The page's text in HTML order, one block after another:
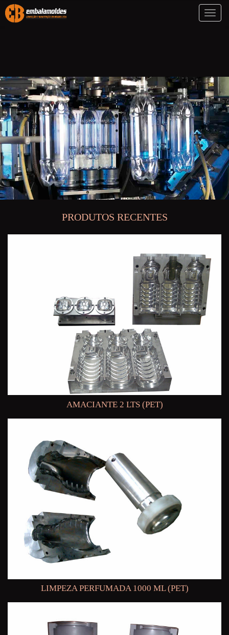
Toggle
PRODUTOS RECENTES
AMACIANTE 2 LTS (PET)
LIMPEZA PERFUMADA 1000 ML (PET)